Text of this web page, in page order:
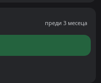
преди 3 месеца